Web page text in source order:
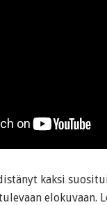
kaksi
elokuvaan.